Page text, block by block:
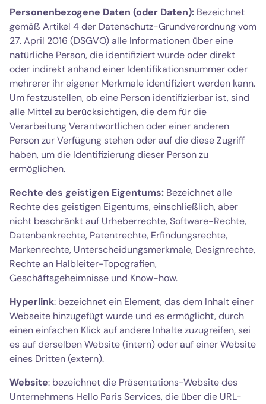
Personenbezogene Daten (oder Daten): Bezeichnet
gemäß Artikel 4 der Datenschutz-Grundverordnung vom
27. April 2016 (DSGVO) alle Informationen über eine
natürliche Person, die identifiziert wurde oder direkt
oder indirekt anhand einer Identifikationsnummer oder
mehrerer ihr eigener Merkmale identifiziert werden kann.
Um festzustellen, ob eine Person identifizierbar ist, sind
alle Mittel zu berücksichtigen, die dem für die
Verarbeitung Verantwortlichen oder einer anderen
Person zur Verfügung stehen oder auf die diese Zugriff
haben, um die Identifizierung dieser Person zu
ermöglichen.
Rechte des geistigen Eigentums: Bezeichnet alle
Rechte des geistigen Eigentums, einschließlich, aber
nicht beschränkt auf Urheberrechte, Software-Rechte,
Datenbankrechte, Patentrechte, Erfindungsrechte,
Markenrechte, Unterscheidungsmerkmale, Designrechte,
Rechte an Halbleiter-Topografien,
Geschäftsgeheimnisse und Know-how.
Hyperlink: bezeichnet ein Element, das dem Inhalt einer
Webseite hinzugefügt wurde und es ermöglicht, durch
einen einfachen Klick auf andere Inhalte zuzugreifen, sei
es auf derselben Website (intern) oder auf einer Website
eines Dritten (extern).
Website: bezeichnet die Präsentations-Website des
Unternehmens Hello Paris Services, die über die URL-